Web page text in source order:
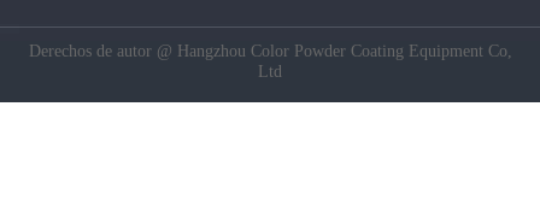
Derechos de autor @ Hangzhou Color Powder Coating Equipment Co,
Ltd